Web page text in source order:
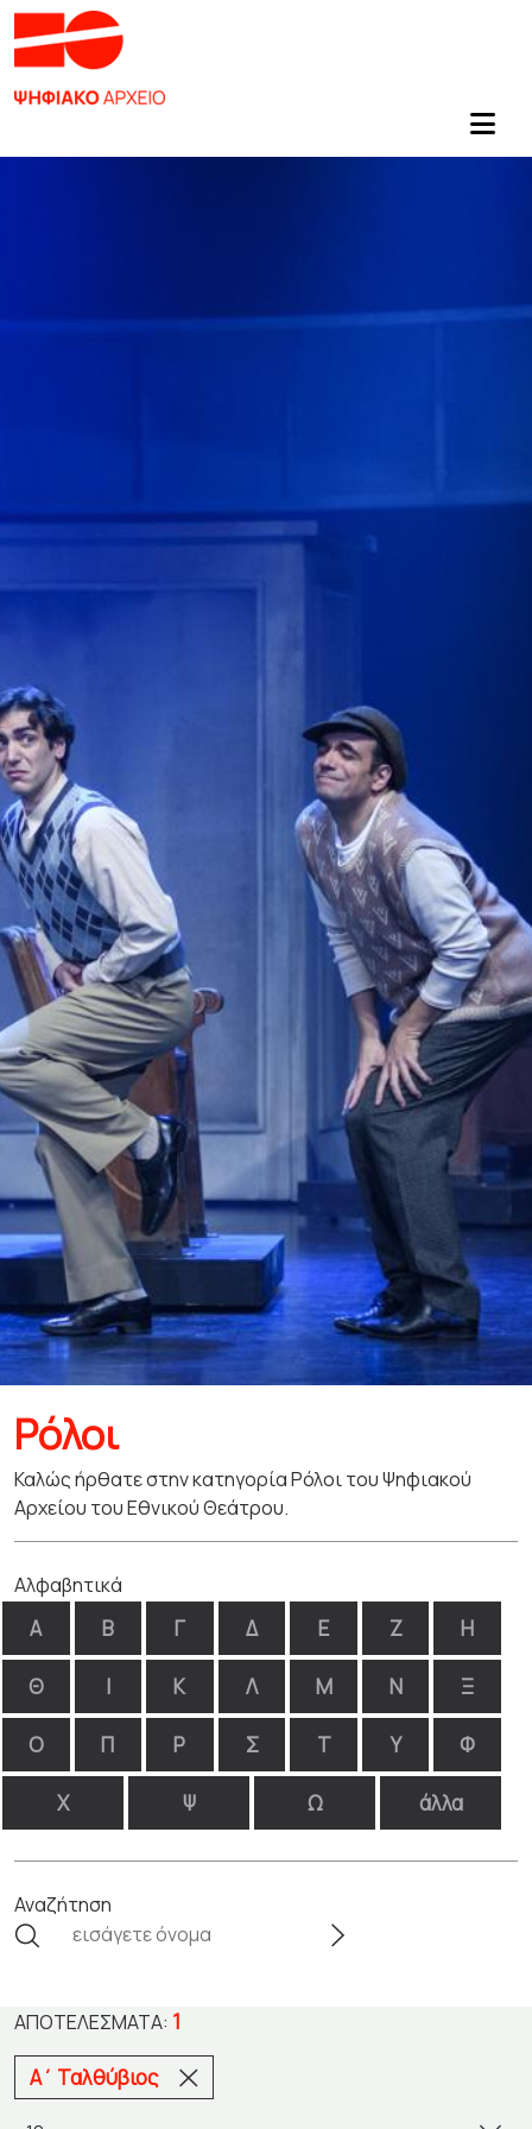
Ρόλοι
Καλώς ήρθατε στην κατηγορία Ρόλοι του Ψηφιακού
Αρχείου του Εθνικού Θεάτρου.
Αλφαβητικά
Α Β Γ Δ Ε Ζ Η
Θ Ι Κ Λ Μ Ν Ξ
Ο Π Ρ Σ Τ Υ Φ
Χ Ψ Ω άλλα
Αναζήτηση
ΑΠΟΤΕΛΈΣΜΑΤΑ: 1
Α΄ Ταλθύβιος